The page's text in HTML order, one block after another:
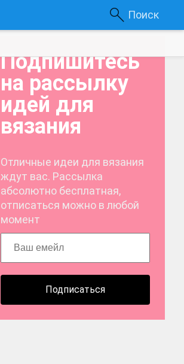
Поиск
Подпишитесь
на рассылку
идей для
вязания
Отличные идеи для вязания
ждут вас. Рассылка
абсолютно бесплатная,
отписаться можно в любой
момент
Подписаться